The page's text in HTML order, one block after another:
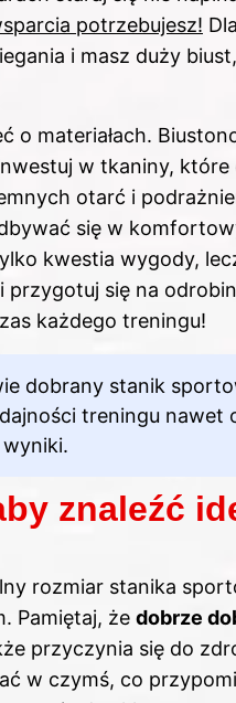
potrzebujesz!
i masz duży
o materiałach.
w tkaniny,
otarć i
się w
kwestia wygody,
się na
każdego treningu!
dobrany stanik
treningu nawet
wyniki.
znaleźć
rozmiar stanika
Pamiętaj, że dobrze
przyczynia się do
w czymś, co